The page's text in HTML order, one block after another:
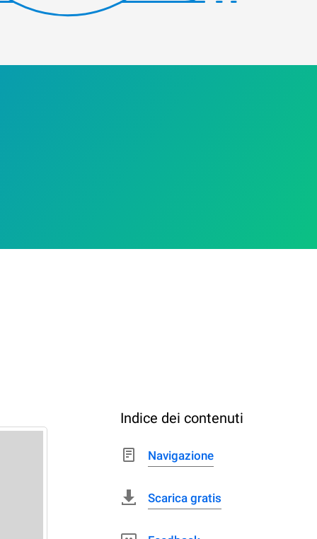
Indice dei contenuti
Navigazione
Scarica gratis